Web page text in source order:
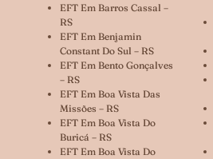
EFT Em Barros Cassal –
RS
EFT Em Benjamin
Constant Do Sul – RS
EFT Em Bento Gonçalves
– RS
EFT Em Boa Vista Das
Missões – RS
EFT Em Boa Vista Do
Buricá – RS
EFT Em Boa Vista Do